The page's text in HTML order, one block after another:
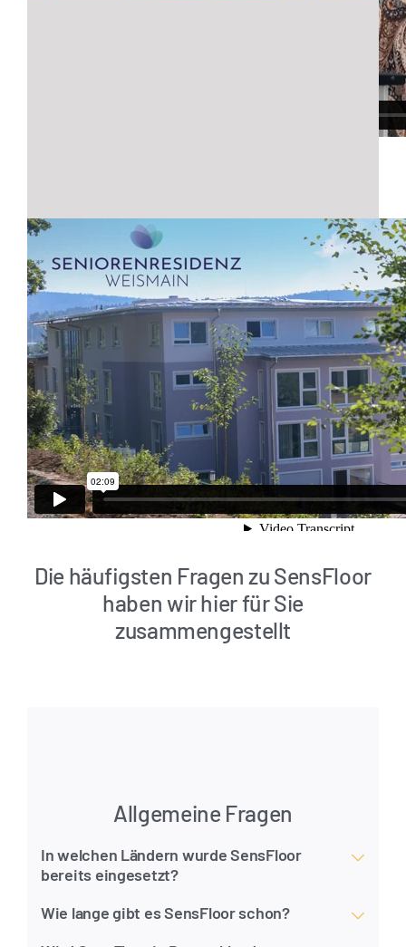
Sen­s­Flo­or bei Pfle­ge Fischer
Wei­te­re Vide­os zu Sen­s­Flo­or fin­den Sie auf
unse­rem vimeo-Kanal
Die häufigsten Fragen zu SensFloor
haben wir hier für Sie
zusammengestellt
Allgemeine Fragen
In welchen Ländern wurde SensFloor
bereits eingesetzt?
Wie lange gibt es SensFloor schon?